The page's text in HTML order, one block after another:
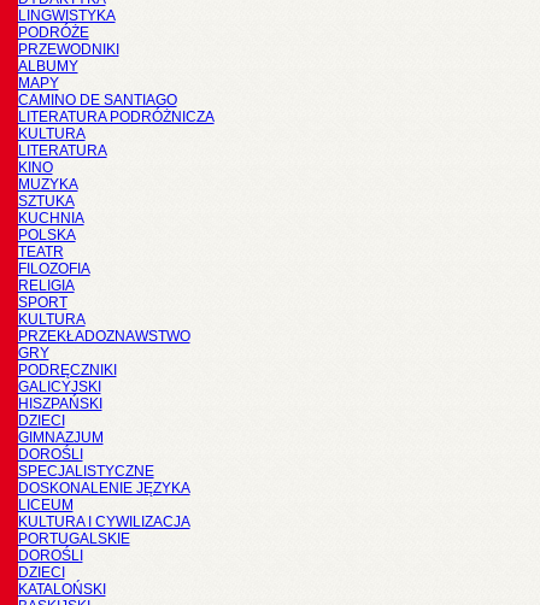
LINGWISTYKA
PODRÓŻE
PRZEWODNIKI
ALBUMY
MAPY
CAMINO DE SANTIAGO
LITERATURA PODRÓŻNICZA
KULTURA
LITERATURA
KINO
MUZYKA
SZTUKA
KUCHNIA
POLSKA
TEATR
FILOZOFIA
RELIGIA
SPORT
KULTURA
PRZEKŁADOZNAWSTWO
GRY
PODRĘCZNIKI
GALICYJSKI
HISZPAŃSKI
DZIECI
GIMNAZJUM
DOROŚLI
SPECJALISTYCZNE
DOSKONALENIE JĘZYKA
LICEUM
KULTURA I CYWILIZACJA
PORTUGALSKIE
DOROŚLI
DZIECI
KATALOŃSKI